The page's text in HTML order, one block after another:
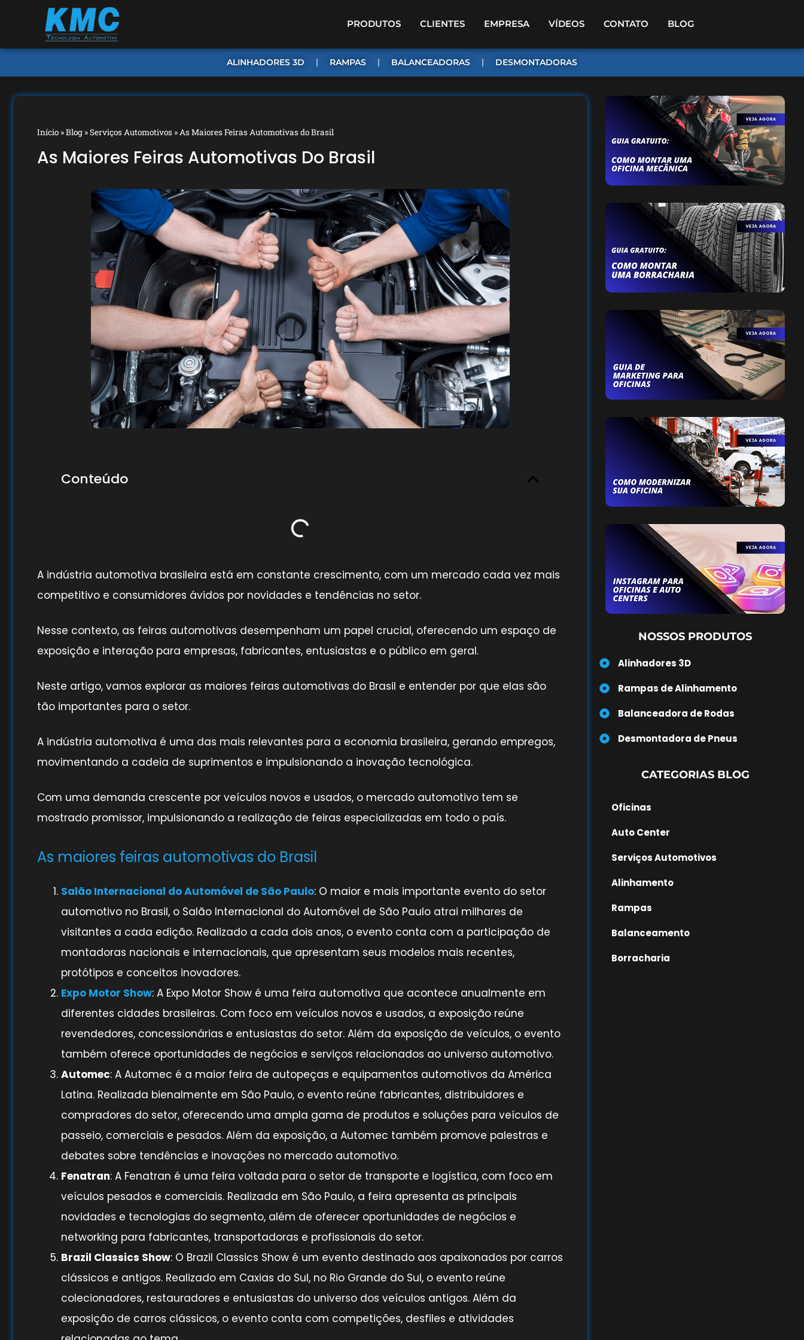
PRODUTOS CLIENTES EMPRESA VÍDEOS CONTATO BLOG
ALINHADORES 3D RAMPAS BALANCEADORAS DESMONTADORAS
Início »Blog »Serviços Automotivos »As Maiores Feiras Automotivas do Brasil
As Maiores Feiras Automotivas Do Brasil
Conteúdo
A indústria automotiva brasileira está em constante crescimento, com um mercado cada vez mais
competitivo e consumidores ávidos por novidades e tendências no setor.
Nesse contexto, as feiras automotivas desempenham um papel crucial, oferecendo um espaço de
exposição e interação para empresas, fabricantes, entusiastas e o público em geral.
Neste artigo, vamos explorar as maiores feiras automotivas do Brasil e entender por que elas são
tão importantes para o setor.
A indústria automotiva é uma das mais relevantes para a economia brasileira, gerando empregos,
movimentando a cadeia de suprimentos e impulsionando a inovação tecnológica.
Com uma demanda crescente por veículos novos e usados, o mercado automotivo tem se
mostrado promissor, impulsionando a realização de feiras especializadas em todo o país.
As maiores feiras automotivas do Brasil
Salão Internacional do Automóvel de São Paulo: O maior e mais importante evento do setor
automotivo no Brasil, o Salão Internacional do Automóvel de São Paulo atrai milhares de
visitantes a cada edição. Realizado a cada dois anos, o evento conta com a participação de
montadoras nacionais e internacionais, que apresentam seus modelos mais recentes,
protótipos e conceitos inovadores.
Expo Motor Show: A Expo Motor Show é uma feira automotiva que acontece anualmente em
diferentes cidades brasileiras. Com foco em veículos novos e usados, a exposição reúne
revendedores, concessionárias e entusiastas do setor. Além da exposição de veículos, o evento
também oferece oportunidades de negócios e serviços relacionados ao universo automotivo.
Automec: A Automec é a maior feira de autopeças e equipamentos automotivos da América
Latina. Realizada bienalmente em São Paulo, o evento reúne fabricantes, distribuidores e
compradores do setor, oferecendo uma ampla gama de produtos e soluções para veículos de
passeio, comerciais e pesados. Além da exposição, a Automec também promove palestras e
debates sobre tendências e inovações no mercado automotivo.
Fenatran: A Fenatran é uma feira voltada para o setor de transporte e logística, com foco em
veículos pesados e comerciais. Realizada em São Paulo, a feira apresenta as principais
novidades e tecnologias do segmento, além de oferecer oportunidades de negócios e
networking para fabricantes, transportadoras e profissionais do setor.
Brazil Classics Show: O Brazil Classics Show é um evento destinado aos apaixonados por carros
clássicos e antigos. Realizado em Caxias do Sul, no Rio Grande do Sul, o evento reúne
colecionadores, restauradores e entusiastas do universo dos veículos antigos. Além da
exposição de carros clássicos, o evento conta com competições, desfiles e atividades
NOSSOS PRODUTOS
Alinhadores 3D
Rampas de Alinhamento
Balanceadora de Rodas
Desmontadora de Pneus
CATEGORIAS BLOG
Oficinas
Auto Center
Serviços Automotivos
Alinhamento
Rampas
Balanceamento
Borracharia